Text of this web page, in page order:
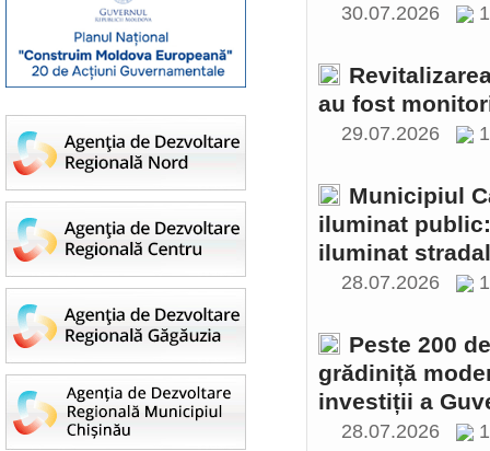
30.07.2026
au fost
29.07.2026
Municipiul
iluminat
iluminat
28.07.2026
Peste 200
grădiniță
investiții a
28.07.2026